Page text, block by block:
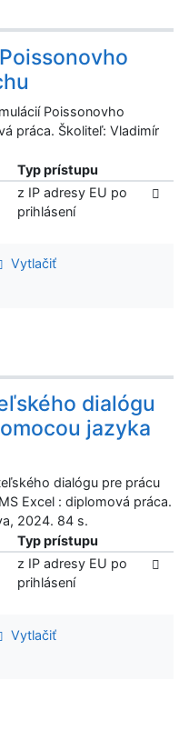
Poissonovho
práca. Školiteľ: Vladimír
Typ prístupu
z IP adresy EU po
prihlásení
Vytlačiť
dialógu
jazyka
dialógu pre prácu
Excel : diplomová práca.
2024. 84 s.
Typ prístupu
z IP adresy EU po
prihlásení
Vytlačiť